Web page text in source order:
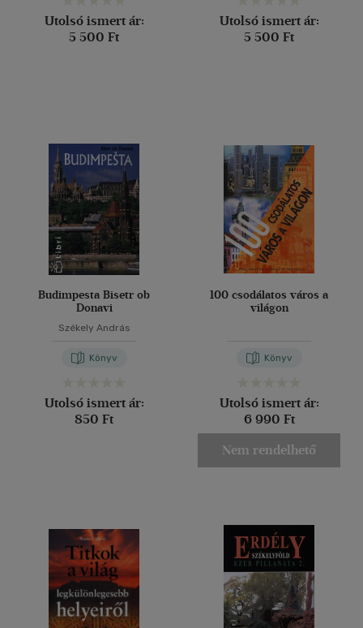
Utolsó ismert ár:
5 500 Ft
Utolsó ismert ár:
5 500 Ft
Budimpesta Bisetr ob
Donavi
Székely András
Könyv
Utolsó ismert ár:
850 Ft
100 csodálatos város a
világon
Könyv
Utolsó ismert ár:
6 990 Ft
Nem rendelhető